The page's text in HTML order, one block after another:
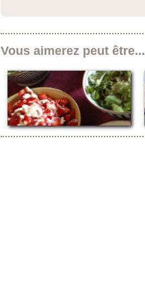
Vous aimerez peut être...